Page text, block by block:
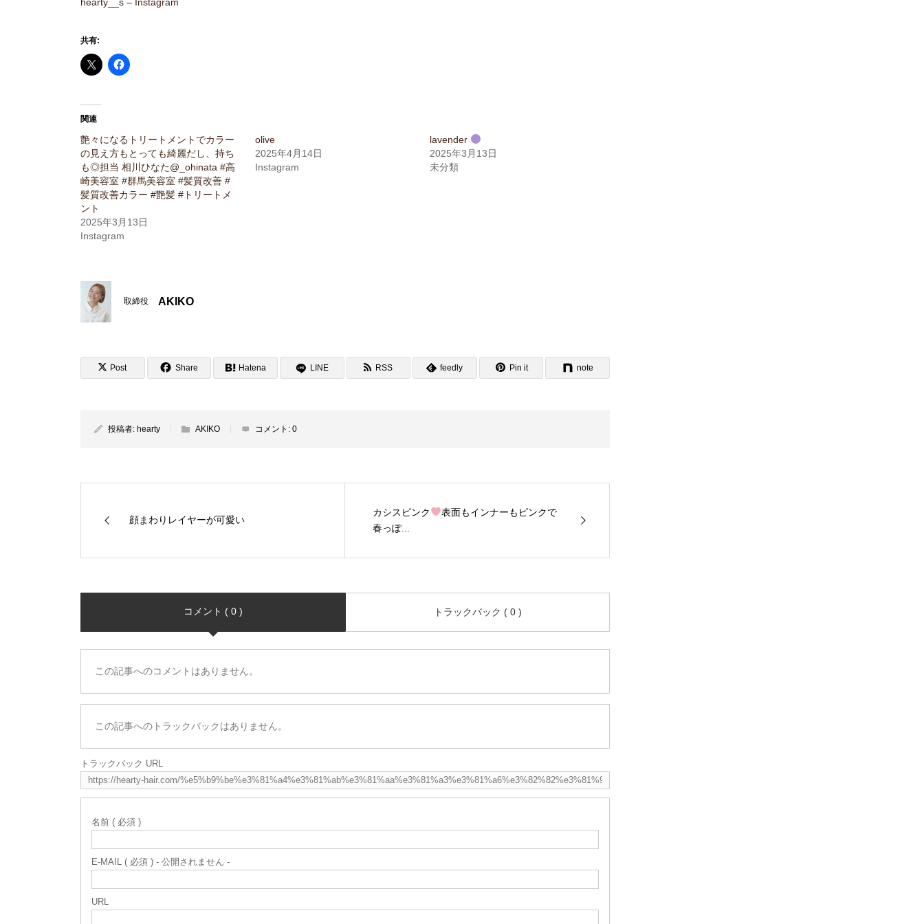
共有:
関連
艶々になるトリートメントでカラー
の見え方もとっても綺麗だし、持ち
も◎担当 相川ひなた@_ohinata #高
崎美容室 #群馬美容室 #髪質改善 #
髪質改善カラー #艶髪 #トリートメ
ント
2025年3月13日
Instagram
olive
2025年4月14日
Instagram
lavender
2025年3月13日
未分類
取締役 AKIKO
Post Share Hatena LINE RSS feedly Pin it note
投稿者: hearty AKIKO コメント: 0
顔まわりレイヤーが可愛い
カシスピンク
表面もインナーもピンクで
春っぽ...
コメント ( 0 ) トラックバック ( 0 )
この記事へのコメントはありません。
この記事へのトラックバックはありません。
トラックバック URL
名前 ( 必須 )
E-MAIL ( 必須 ) - 公開されません -
URL